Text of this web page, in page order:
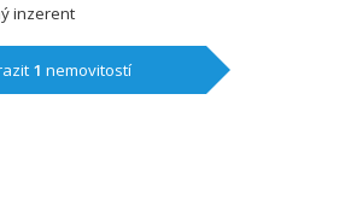
inzerent
1 nemovitostí